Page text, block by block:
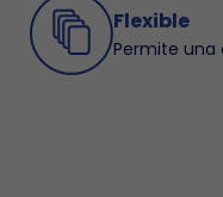
Flexible
Permite una